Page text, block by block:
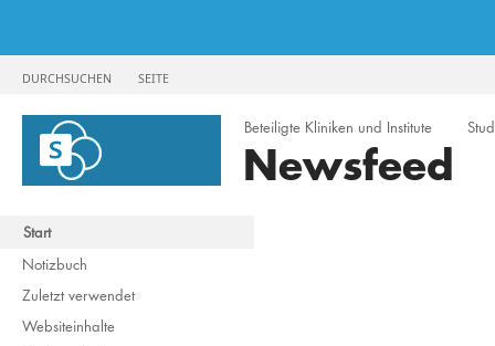
DURCHSUCHEN SEITE
Beteiligte Kliniken und Institute
Newsfeed
Start
Notizbuch
Zuletzt verwendet
Websiteinhalte